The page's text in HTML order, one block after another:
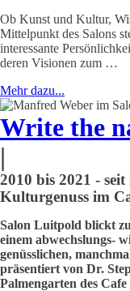
Ob Kunst und Kultur,
Mittelpunkt des Salons
interessante
deren Visionen zum …
Mehr dazu...
Write the
|
2010 bis 2021 -
Kulturgenuss im
Salon Luitpold blickt
einem abwechslungs-
genüsslichen,
präsentiert von Dr.
Palmengarten des